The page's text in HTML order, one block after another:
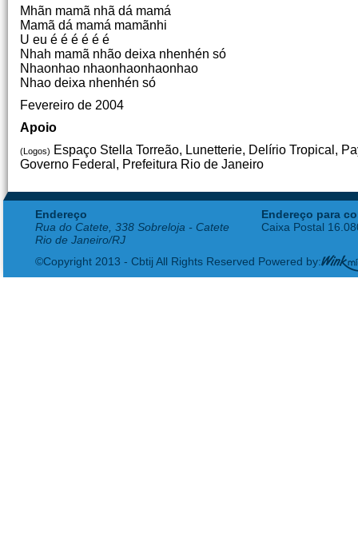
Mhãn mamã nhã dá mamá
Mamã dá mamá mamãnhi
U eu é é é é é é
Nhah mamã nhão deixa nhenhén só
Nhaonhao nhaonhaonhaonhao
Nhao deixa nhenhén só
Fevereiro de 2004
Apoio
(Logos) Espaço Stella Torreão, Lunetterie, Delírio Tropical,
Governo Federal, Prefeitura Rio de Janeiro
Endereço
Rua do Catete, 338 Sobreloja - Catete
Rio de Janeiro/RJ
Endereço para
Caixa Postal
©Copyright 2013 - Cbtij All Rights Reserved Powered by: